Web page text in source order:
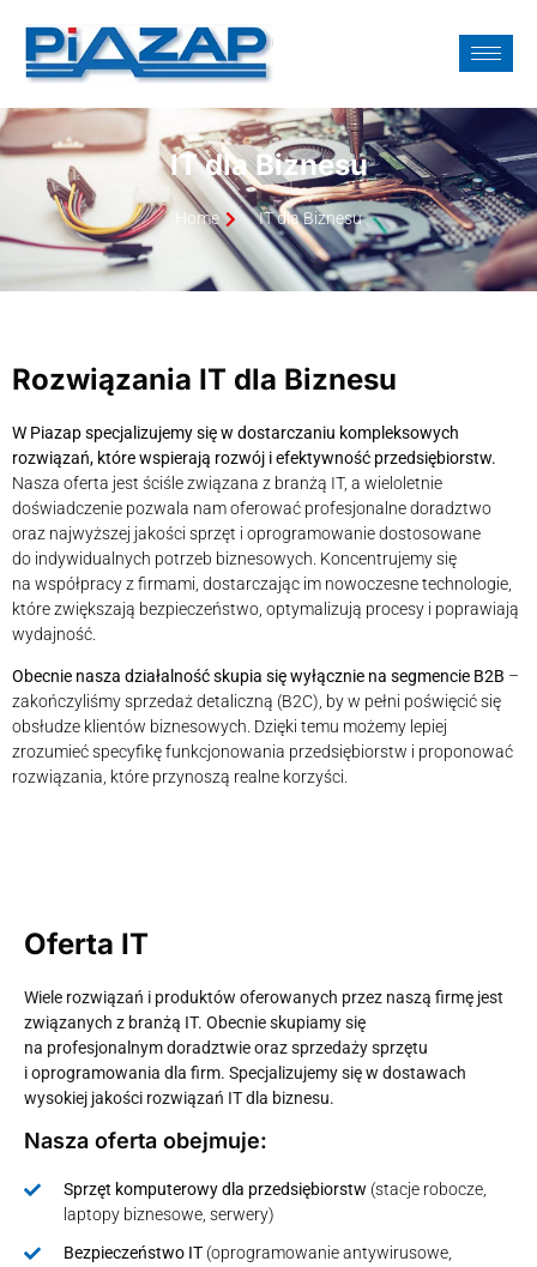
IT dla Biznesu
Home IT dla Biznesu
Rozwiązania IT dla Biznesu
W Piazap specjalizujemy się w dostarczaniu kompleksowych
rozwiązań, które wspierają rozwój i efektywność przedsiębiorstw.
Nasza oferta jest ściśle związana z branżą IT, a wieloletnie
doświadczenie pozwala nam oferować profesjonalne doradztwo
oraz najwyższej jakości sprzęt i oprogramowanie dostosowane
do indywidualnych potrzeb biznesowych. Koncentrujemy się
na współpracy z firmami, dostarczając im nowoczesne technologie,
które zwiększają bezpieczeństwo, optymalizują procesy i poprawiają
wydajność.
Obecnie nasza działalność skupia się wyłącznie na segmencie B2B –
zakończyliśmy sprzedaż detaliczną (B2C), by w pełni poświęcić się
obsłudze klientów biznesowych. Dzięki temu możemy lepiej
zrozumieć specyfikę funkcjonowania przedsiębiorstw i proponować
rozwiązania, które przynoszą realne korzyści.
Oferta IT
Wiele rozwiązań i produktów oferowanych przez naszą firmę jest
związanych z branżą IT. Obecnie skupiamy się
na profesjonalnym doradztwie oraz sprzedaży sprzętu
i oprogramowania dla firm. Specjalizujemy się w dostawach
wysokiej jakości rozwiązań IT dla biznesu.
Nasza oferta obejmuje:
Sprzęt komputerowy dla przedsiębiorstw (stacje robocze,
laptopy biznesowe, serwery)
Bezpieczeństwo IT(oprogramowanie antywirusowe,